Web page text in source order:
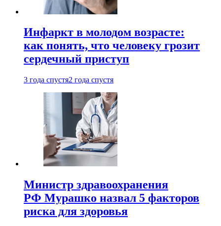
Инфаркт в молодом возрасте:
как понять, что человеку грозит
сердечный приступ
3 года спустя2 года спустя
Министр здравоохранения
РФ Мурашко назвал 5 факторов
риска для здоровья